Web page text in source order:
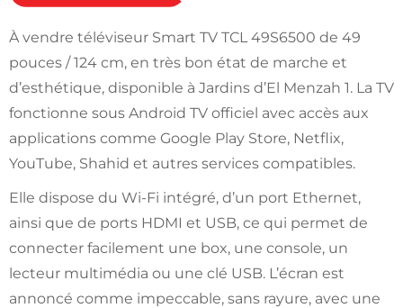
À vendre téléviseur Smart TV TCL 49S6500 de 49
pouces / 124 cm, en très bon état de marche et
d’esthétique, disponible à Jardins d’El Menzah 1. La TV
fonctionne sous Android TV officiel avec accès aux
applications comme Google Play Store, Netflix,
YouTube, Shahid et autres services compatibles.
Elle dispose du Wi-Fi intégré, d’un port Ethernet,
ainsi que de ports HDMI et USB, ce qui permet de
connecter facilement une box, une console, un
lecteur multimédia ou une clé USB. L’écran est
annoncé comme impeccable, sans rayure, avec une